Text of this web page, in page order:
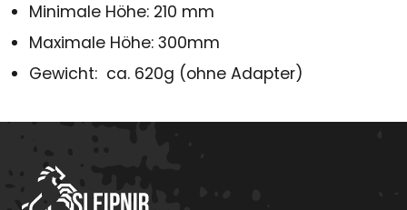
Minimale Höhe: 210 mm
Maximale Höhe: 300mm
Gewicht: ca. 620g (ohne Adapter)